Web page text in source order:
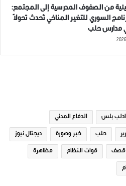
من الصفوف المدرسية إلى المجتمع:
السوري للتغير المناخي تُحدث تحولاً
مدارس حلب
ادلب بلس الدفاع المدني
حلب خبر وصورة ديجتال نيوز
قصف قوات النظام مظاهرة